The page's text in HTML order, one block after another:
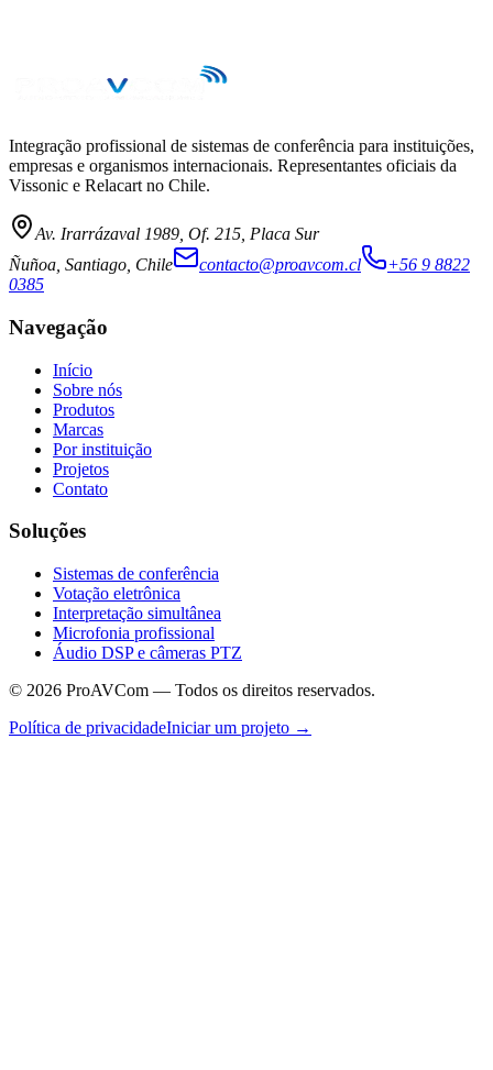
Integração profissional de sistemas de conferência para instituições,
empresas e organismos internacionais. Representantes oficiais da
Vissonic e Relacart no Chile.
Av. Irarrázaval 1989, Of. 215, Placa Sur
Ñuñoa, Santiago, Chile
contacto@proavcom.cl
+56 9 8822
0385
Navegação
Início
Sobre nós
Produtos
Marcas
Por instituição
Projetos
Contato
Soluções
Sistemas de conferência
Votação eletrônica
Interpretação simultânea
Microfonia profissional
Áudio DSP e câmeras PTZ
© 2026 ProAVCom — Todos os direitos reservados.
Política de privacidadeIniciar um projeto →